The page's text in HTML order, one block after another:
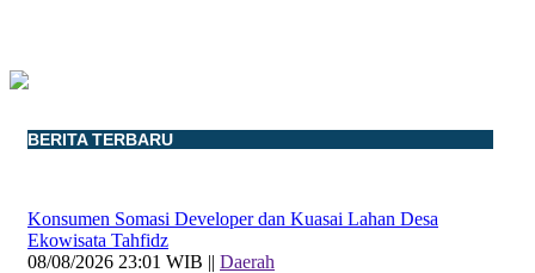
BERITA TERBARU
Konsumen Somasi Developer dan Kuasai Lahan Desa
Ekowisata Tahfidz
08/08/2026 23:01 WIB || Daerah